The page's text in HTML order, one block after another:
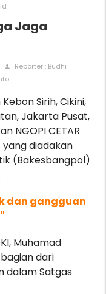
Jaga
person
Reporter : Budhi
Sirih, Cikini,
Jakarta Pusat,
NGOPI CETAR
diadakan
(Bakesbangpol)
dan gangguan
Muhamad
dari
dalam Satgas